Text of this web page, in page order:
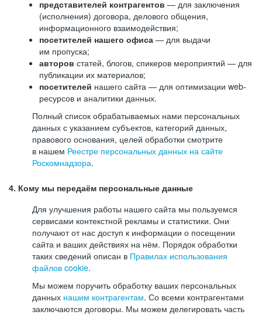
представителей контрагентов — для заключения
(исполнения) договора, делового общения,
информационного взаимодействия;
посетителей нашего офиса — для выдачи
им пропуска;
авторов статей, блогов, спикеров мероприятий — для
публикации их материалов;
посетителей нашего сайта — для оптимизации web-
ресурсов и аналитики данных.
Полный список обрабатываемых нами персональных
данных с указанием субъектов, категорий данных,
правового основания, целей обработки смотрите
в нашем Реестре персональных данных на сайте
Роскомнадзора.
4. Кому мы передаём персональные данные
Для улучшения работы нашего сайта мы пользуемся
сервисами контекстной рекламы и статистики. Они
получают от нас доступ к информации о посещении
сайта и ваших действиях на нём. Порядок обработки
таких сведений описан в Правилах использования
файлов cookie.
Мы можем поручить обработку ваших персональных
данных нашим контрагентам. Со всеми контрагентами
заключаются договоры. Мы можем делегировать часть